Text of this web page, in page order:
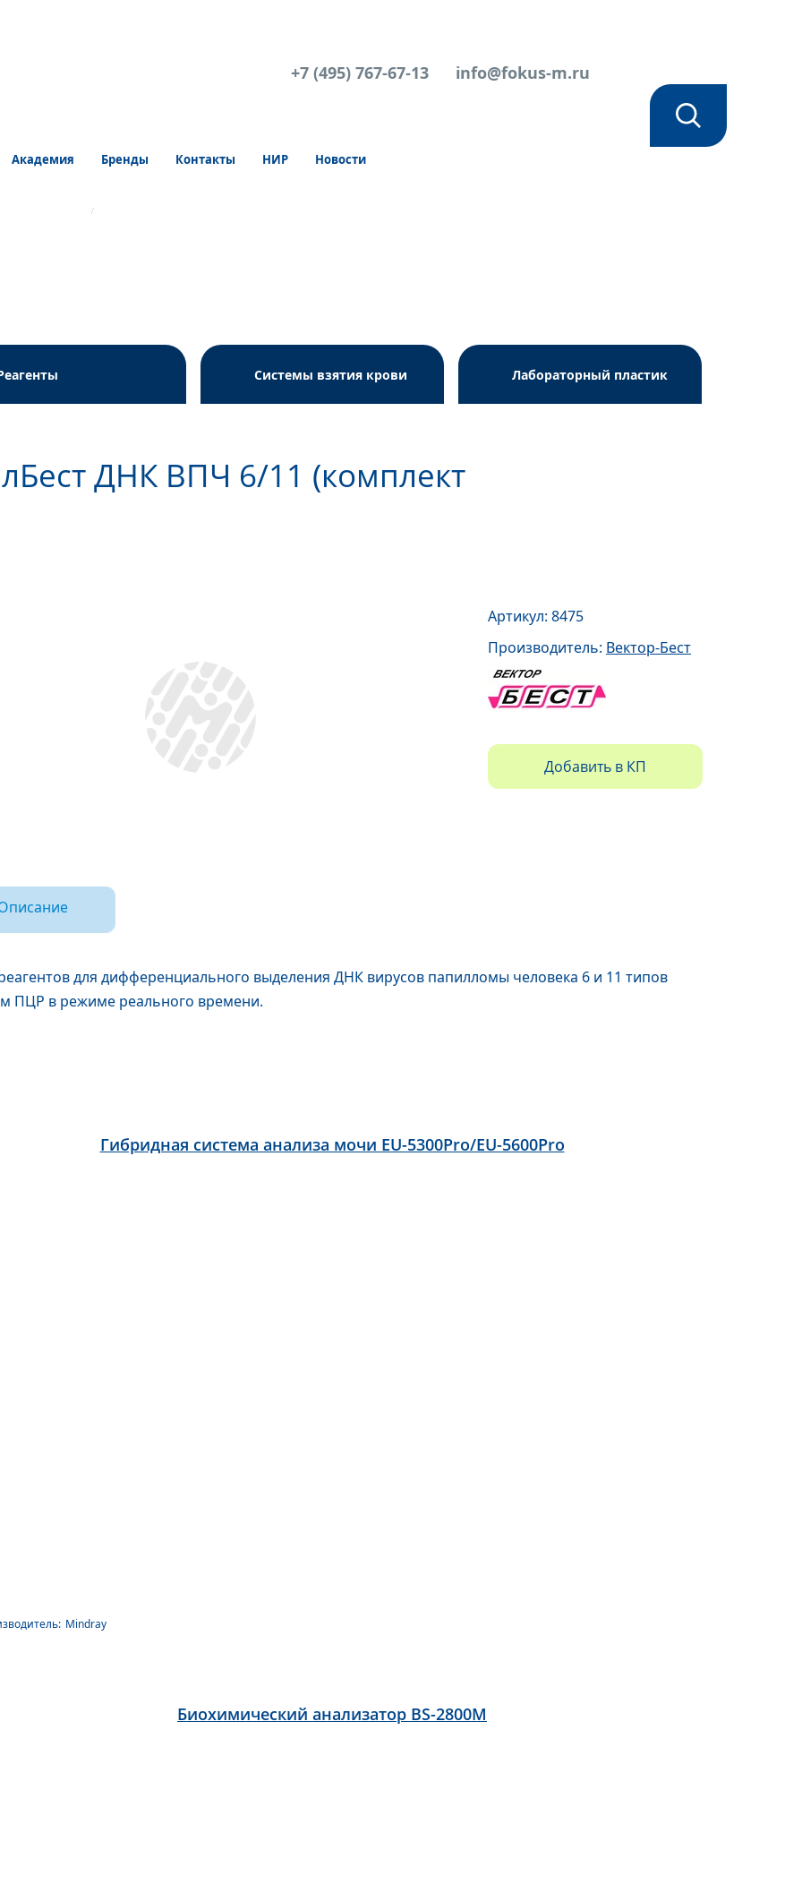
+7 (495) 767-67-13 info@fokus-m.ru
Академия Бренды Контакты НИР Новости
Системы взятия крови Лабораторный пластик
ДНК ВПЧ 6/11 (комплект
Артикул: 8475
Производитель: Вектор-Бест
Добавить в КП
для дифференциального выделения ДНК вирусов папилломы человека 6 и 11 типов
ПЦР в режиме реального времени.
Гибридная система анализа мочи EU-5300Pro/EU-5600Pro
Mindray
Биохимический анализатор BS-2800M